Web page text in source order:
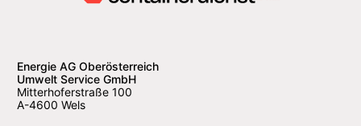
Energie AG Oberösterreich
Umwelt Service GmbH
Mitterhoferstraße 100
A-4600 Wels